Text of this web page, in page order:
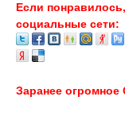
Если
социальные сети:
Заранее огромное